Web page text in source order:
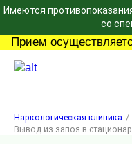
Имеются
со
Прием
Наркологическая клиника
Вывод из запоя в